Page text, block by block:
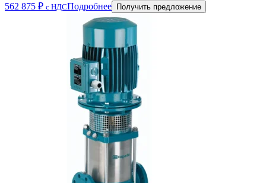
562 875 ₽ с НДСПодробнее Получить предложение